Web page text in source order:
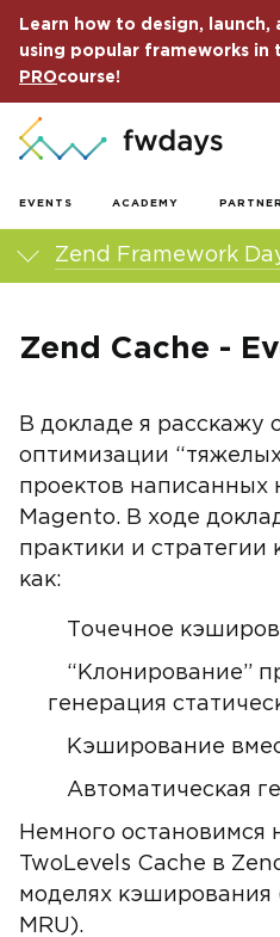
Learn how to design, launch,
using popular frameworks in
PROcourse!
EVENTS ACADEMY
Zend Framework
Zend Cache -
В докладе я расскажу
оптимизации
проектов написанных
Magento. В ходе
практики и стратегии
как:
Точечное
“Клонирование”
генерация
Кэширование
Автоматическая
Немного остановимся
TwoLevels Cache в
моделях кэширования
MRU).